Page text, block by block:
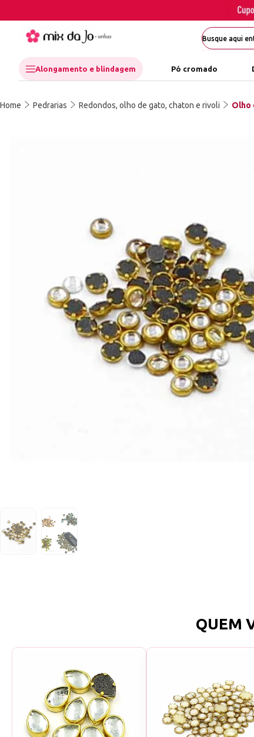
Alongamento e blindagem Pó cromado
Home Pedrarias Redondos, olho de gato, chaton e rivoli Olho
QUEM